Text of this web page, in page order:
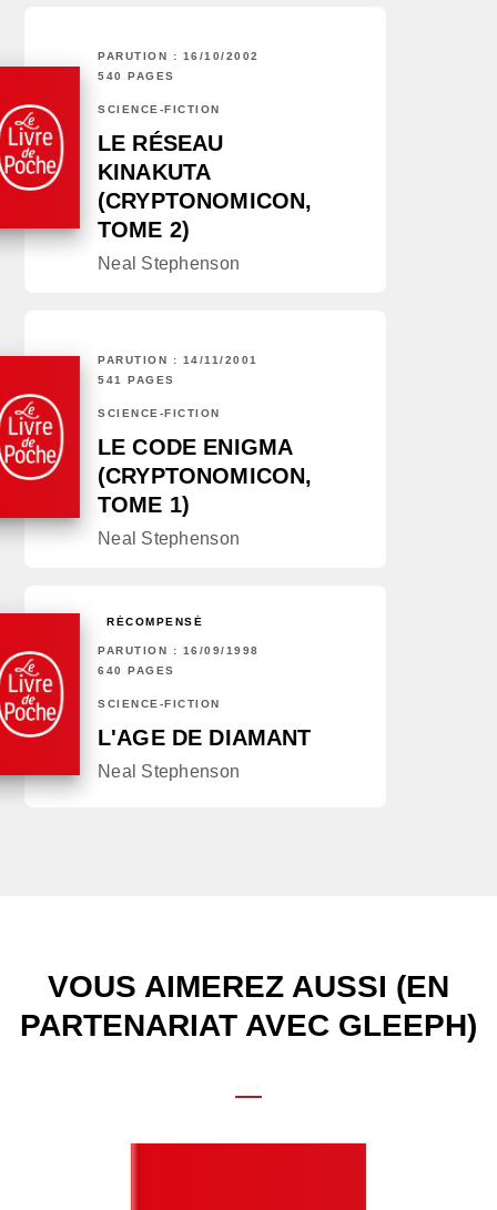
PARUTION : 16/10/2002
540 PAGES
SCIENCE-FICTION
LE RÉSEAU
KINAKUTA
(CRYPTONOMICON,
TOME 2)
Neal Stephenson
PARUTION : 14/11/2001
541 PAGES
SCIENCE-FICTION
LE CODE ENIGMA
(CRYPTONOMICON,
TOME 1)
Neal Stephenson
RÉCOMPENSÉ
PARUTION : 16/09/1998
640 PAGES
SCIENCE-FICTION
L'AGE DE DIAMANT
Neal Stephenson
VOUS AIMEREZ AUSSI (EN
PARTENARIAT AVEC GLEEPH)